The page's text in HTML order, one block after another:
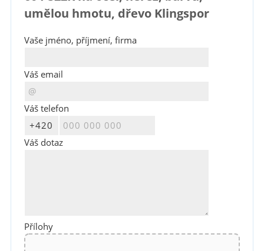
umělou hmotu, dřevo Klingspor
Vaše jméno, příjmení, firma
Váš email
Váš telefon
Váš dotaz
Přílohy